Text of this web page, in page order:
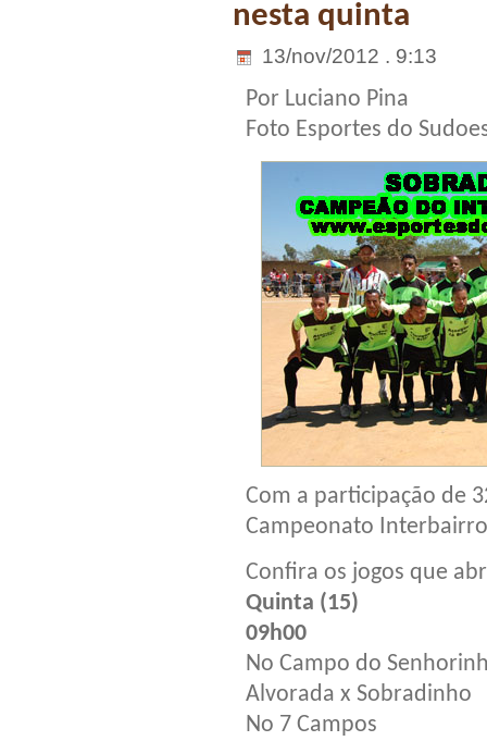
nesta quinta
13/nov/2012 . 9:13
Por Luciano Pina
Foto Esportes do
Com a participação de
Campeonato
Confira os jogos que
Quinta (15)
09h00
No Campo do
Alvorada x Sobradinho
No 7 Campos